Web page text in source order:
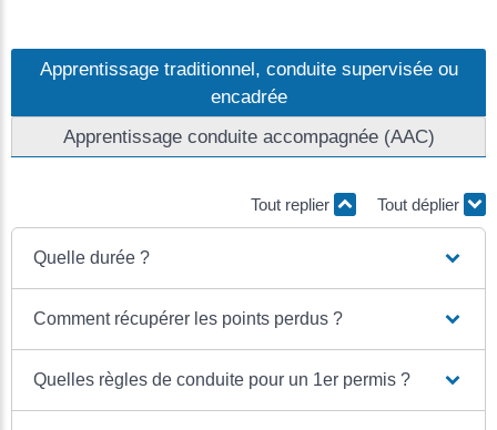
Apprentissage traditionnel, conduite supervisée ou
encadrée
Apprentissage conduite accompagnée (AAC)
Tout replier Tout déplier
Quelle durée ?
Comment récupérer les points perdus ?
Quelles règles de conduite pour un 1er permis ?